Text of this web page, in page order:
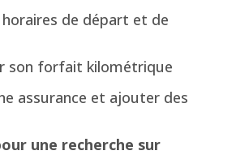
de départ et de
son forfait kilométrique
assurance et ajouter des
une recherche sur